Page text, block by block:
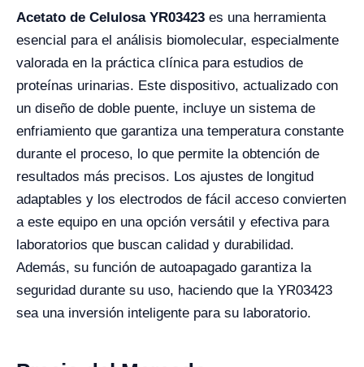
Acetato de Celulosa YR03423 es una herramienta
esencial para el análisis biomolecular, especialmente
valorada en la práctica clínica para estudios de
proteínas urinarias. Este dispositivo, actualizado con
un diseño de doble puente, incluye un sistema de
enfriamiento que garantiza una temperatura constante
durante el proceso, lo que permite la obtención de
resultados más precisos. Los ajustes de longitud
adaptables y los electrodos de fácil acceso convierten
a este equipo en una opción versátil y efectiva para
laboratorios que buscan calidad y durabilidad.
Además, su función de autoapagado garantiza la
seguridad durante su uso, haciendo que la YR03423
sea una inversión inteligente para su laboratorio.